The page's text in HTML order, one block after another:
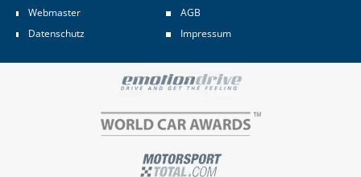
Webmaster
AGB
Datenschutz
Impressum